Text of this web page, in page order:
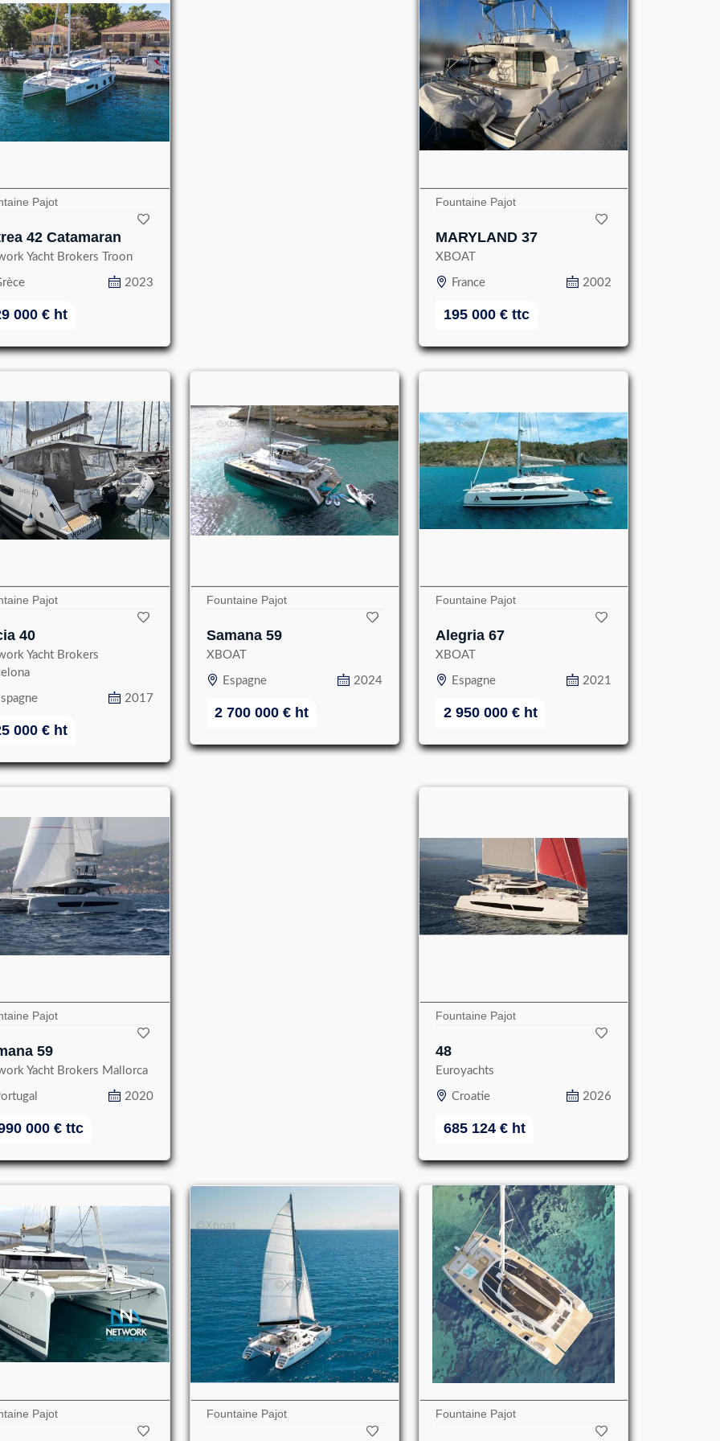
Pajot
42 Catamaran
Yacht Brokers Troon
2023
000 € ht
Fountaine Pajot
MARYLAND 37
XBOAT
France 2002
195 000 €ttc
Pajot
40
Yacht Brokers
2017
000 € ht
Fountaine Pajot
Samana 59
XBOAT
Espagne 2024
2 700 000 €ht
Fountaine Pajot
Alegria 67
XBOAT
Espagne 2021
2 950 000 €ht
Pajot
59
Yacht Brokers Mallorca
2020
000 € ttc
Fountaine Pajot
48
Euroyachts
Croatie 2026
685 124 €ht
Pajot Fountaine Pajot Fountaine Pajot